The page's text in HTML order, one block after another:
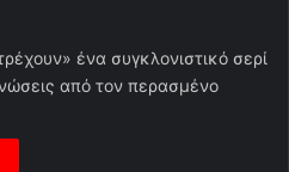
ένα συγκλονιστικό σερί
από τον περασμένο